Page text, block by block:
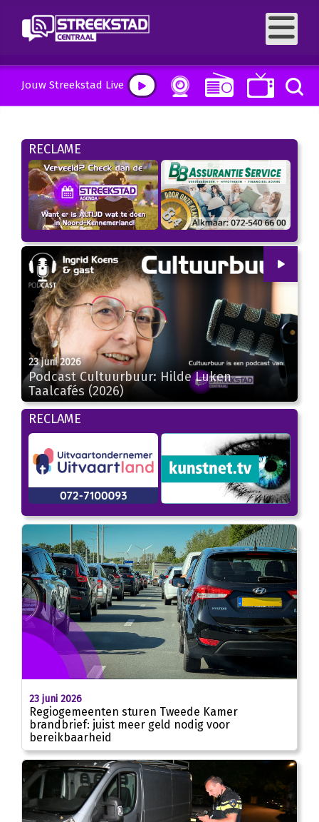
Jouw Streekstad Live
RECLAME
23:14
23 juni 2026
Podcast Cultuurbuur: Hilde Luken –
Taalcafés (2026)
RECLAME
23 juni 2026
Regiogemeenten sturen Tweede Kamer
brandbrief: juist meer geld nodig voor
bereikbaarheid